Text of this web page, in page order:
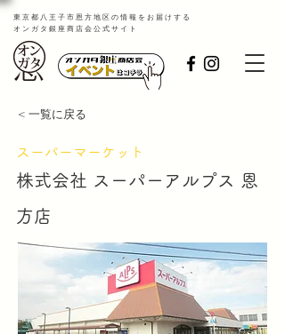
​東京都八王子市恩方地区の情報をお届けする
オンガタ銀座商店会公式サイト
< 一覧に戻る
スーパーマーケット
株式会社 スーパーアルプス 恩
方店